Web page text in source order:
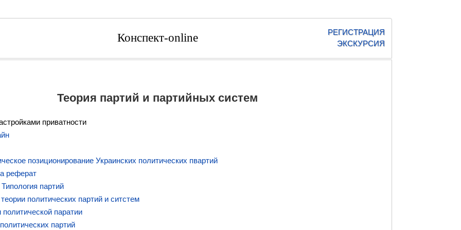
Конспект-online
РЕГИСТРАЦИЯ
ЭКСКУРСИЯ
Теория партий и партийных систем
приватности
позиционирование Украинских политических пвартий
реферат
партий
политических партий и ситстем
политической паратии
партий